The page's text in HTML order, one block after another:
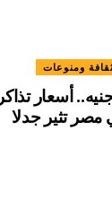
ومنوعات
أسعار تذاكر
تثير جدلا